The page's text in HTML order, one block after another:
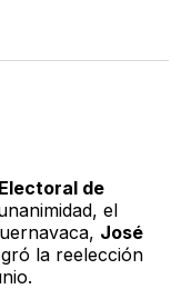
de
el
José
la reelección